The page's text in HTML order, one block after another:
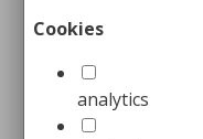
25 enero, 2023
Cookies
analytics